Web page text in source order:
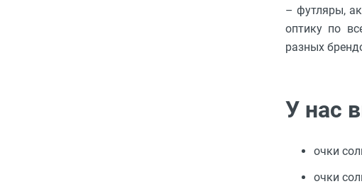
– футляры,
оптику по
разных
У нас
очки
очки